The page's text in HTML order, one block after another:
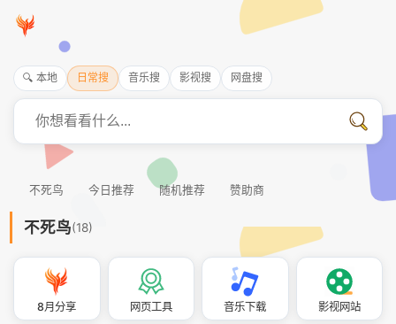
🔍 本地 日常搜 音乐搜 影视搜 网盘搜
不死鸟 今日推荐 随机推荐 赞助商
不死鸟(18)
8月分享 网页工具 音乐下载 影视网站